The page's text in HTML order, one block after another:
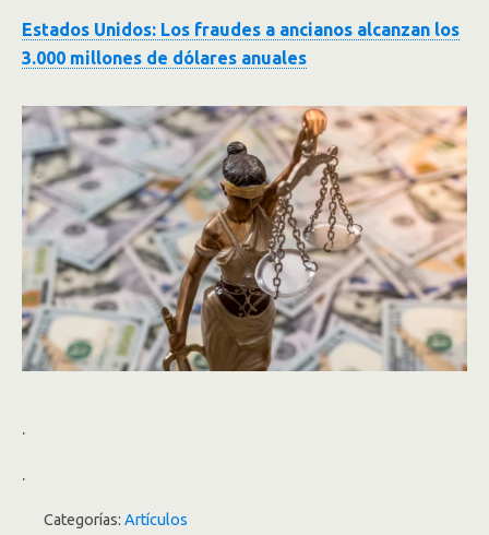
Estados Unidos: Los fraudes a ancianos alcanzan los
3.000 millones de dólares anuales
Categorías: Artículos